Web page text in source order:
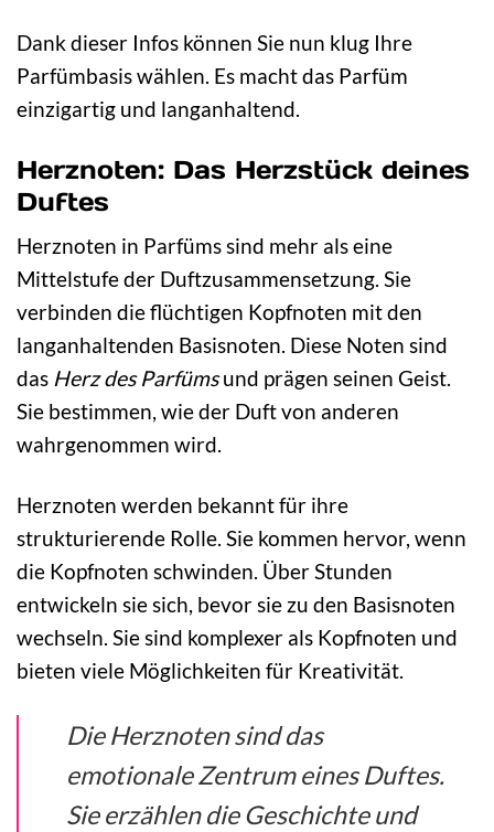
Dank dieser Infos können Sie nun klug Ihre
Parfümbasis wählen. Es macht das Parfüm
einzigartig und langanhaltend.
Herznoten: Das Herzstück deines
Duftes
Herznoten in Parfüms sind mehr als eine
Mittelstufe der Duftzusammensetzung. Sie
verbinden die flüchtigen Kopfnoten mit den
langanhaltenden Basisnoten. Diese Noten sind
das Herz des Parfümsund prägen seinen Geist.
Sie bestimmen, wie der Duft von anderen
wahrgenommen wird.
Herznoten werden bekannt für ihre
strukturierende Rolle. Sie kommen hervor, wenn
die Kopfnoten schwinden. Über Stunden
entwickeln sie sich, bevor sie zu den Basisnoten
wechseln. Sie sind komplexer als Kopfnoten und
bieten viele Möglichkeiten für Kreativität.
Die Herznoten sind das
emotionale Zentrum eines Duftes.
Sie erzählen die Geschichte und